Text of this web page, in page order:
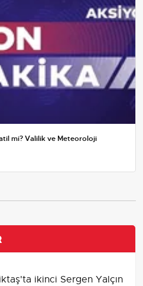
mi? Valilik ve Meteoroloji
ikinci Sergen Yalçın